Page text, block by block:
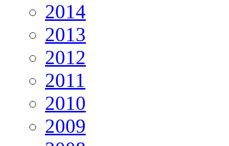
2014
2013
2012
2011
2010
2009